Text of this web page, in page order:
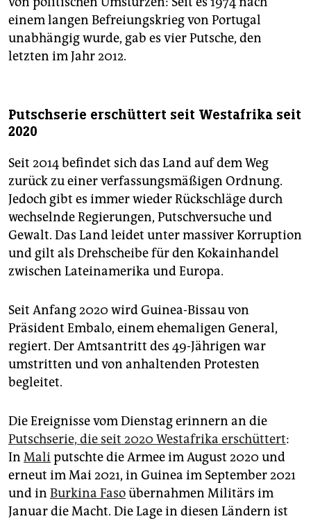
einem langen Befreiungskrieg von Portugal
unabhängig wurde, gab es vier Putsche, den
letzten im Jahr 2012.
Putschserie erschüttert seit Westafrika seit
2020
Seit 2014 befindet sich das Land auf dem Weg
zurück zu einer verfassungsmäßigen Ordnung.
Jedoch gibt es immer wieder Rückschläge durch
wechselnde Regierungen, Putschversuche und
Gewalt. Das Land leidet unter massiver Korruption
und gilt als Drehscheibe für den Kokainhandel
zwischen Lateinamerika und Europa.
Seit Anfang 2020 wird Guinea-Bissau von
Präsident Embalo, einem ehemaligen General,
regiert. Der Amtsantritt des 49-Jährigen war
umstritten und von anhaltenden Protesten
begleitet.
Die Ereignisse vom Dienstag erinnern an die
Putschserie, die seit 2020 Westafrika erschüttert:
In Maliputschte die Armee im August 2020 und
erneut im Mai 2021, in Guinea im September 2021
und in Burkina Fasoübernahmen Militärs im
Januar die Macht. Die Lage in diesen Ländern ist